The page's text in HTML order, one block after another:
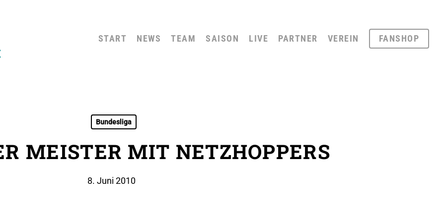
START NEWS TEAM SAISON LIVE PARTNER VEREIN FANSHOP
Bundesliga
MEISTER MIT NETZHOPPERS
8. Juni 2010